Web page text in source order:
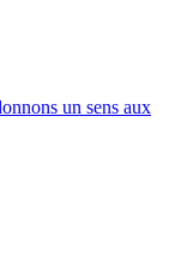
un sens aux